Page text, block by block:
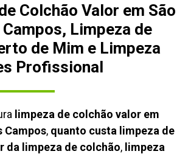
Colchão Valor em São
Limpeza de
de Mim e Limpeza
Profissional
limpeza de colchão valor em
Campos, quanto custa limpeza de
da limpeza de colchão, limpeza